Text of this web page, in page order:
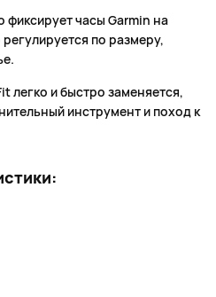
часы Garmin на
по размеру,
легко и быстро заменяется,
инструмент и поход к